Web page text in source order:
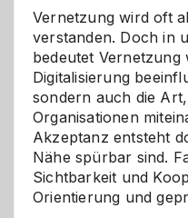
Vernetzung wird oft
verstanden. Doch in
bedeutet Vernetzung
Digitalisierung
sondern auch die
Organisationen
Akzeptanz entsteht
Nähe spürbar sind.
Sichtbarkeit und
Orientierung und